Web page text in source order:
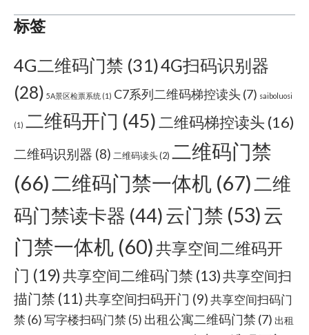
标签
4G二维码门禁 (31)4G扫码识别器
(28) 5A景区检票系统 (1) C7系列二维码梯控读头(7) saiboluosi
(1) 二维码开门 (45)二维码梯控读头 (16)
二维码识别器 (8) 二维码读头(2) 二维码门禁
(66) 二维码门禁一体机 (67) 二维
码门禁读卡器 (44)云门禁 (53)云
门禁一体机 (60)共享空间二维码开
门 (19) 共享空间二维码门禁 (13)共享空间扫
描门禁 (11)共享空间扫码开门 (9)共享空间扫码门
禁 (6) 写字楼扫码门禁 (5) 出租公寓二维码门禁 (7) 出租